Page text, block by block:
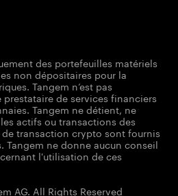
des portefeuilles matériels
non dépositaires pour la
Tangem n’est pas
de services financiers
Tangem ne détient, ne
actifs ou transactions des
de transaction crypto sont fournis
Tangem ne donne aucun conseil
l'utilisation de ces